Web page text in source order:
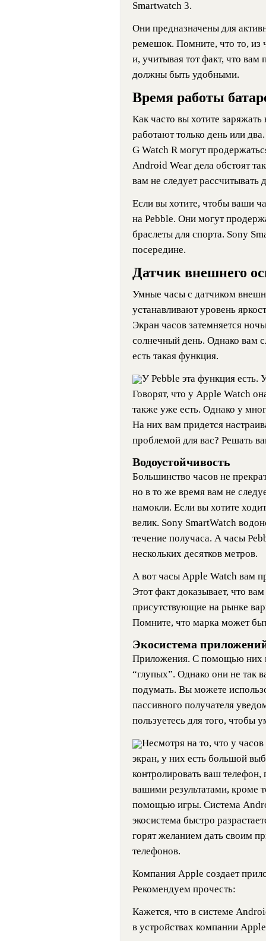
Smartwatch 3.
Они предназначены для
ремешок. Помните, что то, из
и, учитывая тот факт, что вам
должны быть удобными.
Время работы
Как часто вы хотите
работают только день или
G Watch R могут
Android Wear дела обстоят
вам не следует рассчитывать
Если вы хотите, чтобы ваши
на Pebble. Они могут
браслеты для спорта. Sony
посередине.
Датчик внешнего
Умные часы с датчиком
устанавливают уровень
Экран часов затемняется
солнечный день. Однако вам
есть такая функция.
У Pebble эта функция
Говорят, что у Apple Watch
также уже есть. Однако у
На них вам придется
проблемой для вас? Решать
Водоустойчивость
Большинство часов не
но в то же время вам не
намокли. Если вы хотите
велик. Sony SmartWatch
течение получаса. А часы
нескольких десятков метров.
А вот часы Apple Watch вам
Этот факт доказывает, что
присутствующие на рынке
Помните, что марка может
Экосистема
Приложения. С помощью них
“глупых”. Однако они не так
подумать. Вы можете
пассивного получателя
пользуетесь для того, чтобы
Несмотря на то, что у
экран, у них есть большой
контролировать ваш телефон,
вашими результатами, кроме
помощью игры. Система
экосистема быстро
горят желанием дать своим
телефонов.
Компания Apple создает
Рекомендуем прочесть:
Кажется, что в системе
в устройствах компании